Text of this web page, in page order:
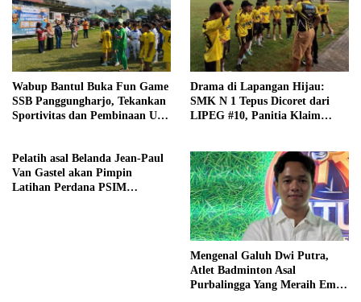
Wabup Bantul Buka Fun Game
SSB Panggungharjo, Tekankan
Sportivitas dan Pembinaan Usia
Drama di Lapangan Hijau:
SMK N 1 Tepus Dicoret dari
LIPEG #10, Panitia Klaim
Pelatih asal Belanda Jean-Paul
Van Gastel akan Pimpin
Latihan Perdana PSIM
Mengenal Galuh Dwi Putra,
Atlet Badminton Asal
Purbalingga Yang Meraih Emas